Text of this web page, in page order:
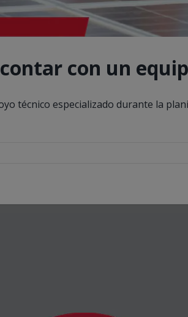
con un
técnico especializado durante la